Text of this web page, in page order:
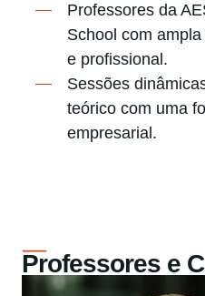
Professores da
School com
e profissional.
Sessões
teórico com uma
empresarial.
Professores e